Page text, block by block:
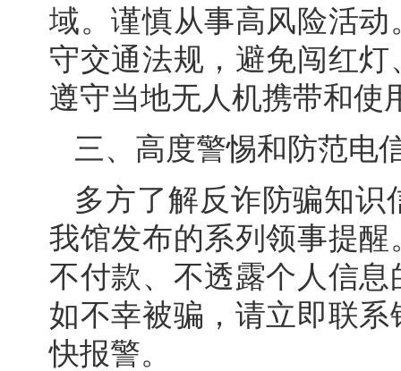
域。谨慎从事高风险活
守交通法规，避免闯红
遵守当地无人机携带和使
三、高度警惕和防范电
多方了解反诈防骗知
我馆发布的系列领事提
不付款、不透露个人信
如不幸被骗，请立即联
快报警。